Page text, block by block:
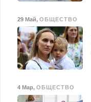
29 Май, ОБЩЕСТВО
4 Мар, ОБЩЕСТВО